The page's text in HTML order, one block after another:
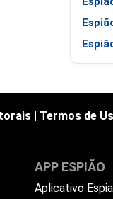
| Termos de
APP ESPIÃO
Aplicativo